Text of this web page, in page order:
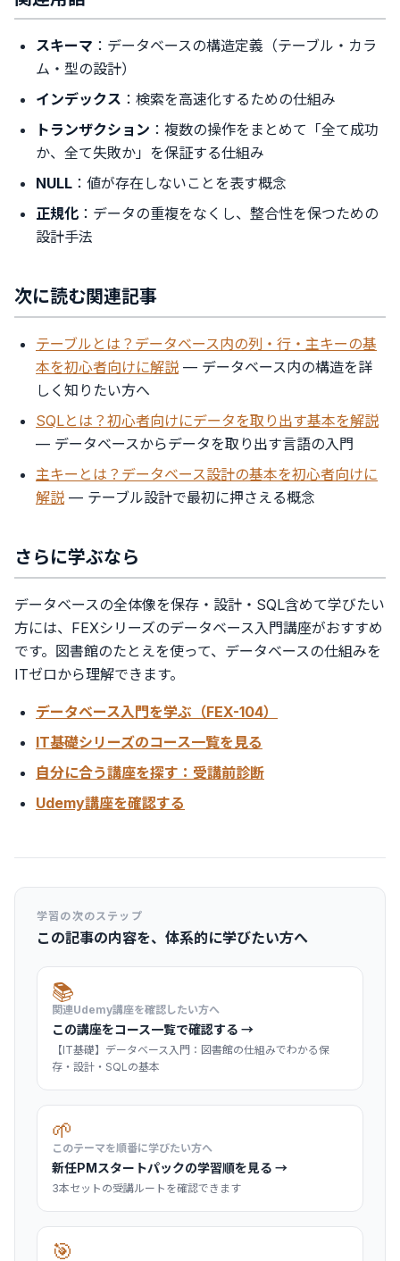
スキーマ ：データベースの構造定義（テーブル・カラ
ム・型の設計）
インデックス ：検索を高速化するための仕組み
トランザクション ：複数の操作をまとめて「全て成功
か、全て失敗か」を保証する仕組み
NULL ：値が存在しないことを表す概念
正規化 ：データの重複をなくし、整合性を保つための
設計手法
次に読む関連記事
テーブルとは？データベース内の列・行・主キーの基
本を初心者向けに解説 — データベース内の構造を詳
しく知りたい方へ
SQLとは？初心者向けにデータを取り出す基本を解説
— データベースからデータを取り出す言語の入門
主キーとは？データベース設計の基本を初心者向けに
解説 — テーブル設計で最初に押さえる概念
さらに学ぶなら
データベースの全体像を保存・設計・SQL含めて学びたい
方には、FEXシリーズのデータベース入門講座がおすすめ
です。図書館のたとえを使って、データベースの仕組みを
ITゼロから理解できます。
データベース入門を学ぶ（FEX-104）
IT基礎シリーズのコース一覧を見る
自分に合う講座を探す：受講前診断
Udemy講座を確認する
学習の次のステップ
この記事の内容を、体系的に学びたい方へ
📚
関連Udemy講座を確認したい方へ
この講座をコース一覧で確認する →
【IT基礎】データベース入門：図書館の仕組みでわかる保
存・設計・SQLの基本
🌱
このテーマを順番に学びたい方へ
新任PMスタートパックの学習順を見る →
3本セットの受講ルートを確認できます
🎯